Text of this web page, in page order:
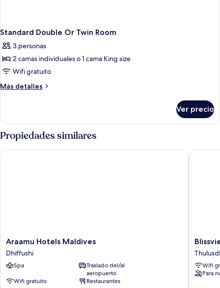
Standard Double Or Twin Room
3 personas
2 camas individuales o 1 cama King size
Wifi gratuito
Más detalles
Más
Double
Twin
Ver precio
Propiedades similares
Araamu
Hotels
Maldives
Dhiffushi
Araamu Hotels Maldives
Dhiffushi
Spa
Traslado del/al
aeropuerto
Wifi gratuito
Restaurantes
Araamu Hotels Maldives
Island
Wifi
Para